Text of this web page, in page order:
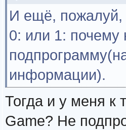
И ещё, пожалуй,
0: или 1: почему
информации).
Тогда и у меня к
Game? Не